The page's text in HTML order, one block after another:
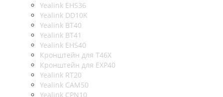
Yealink EHS36
Yealink DD10K
Yealink BT40
Yealink BT41
Yealink EHS40
Кронштейн для T46X
Кронштейн для EXP40
Yealink RT20
Yealink CAM50
Yealink CPN10